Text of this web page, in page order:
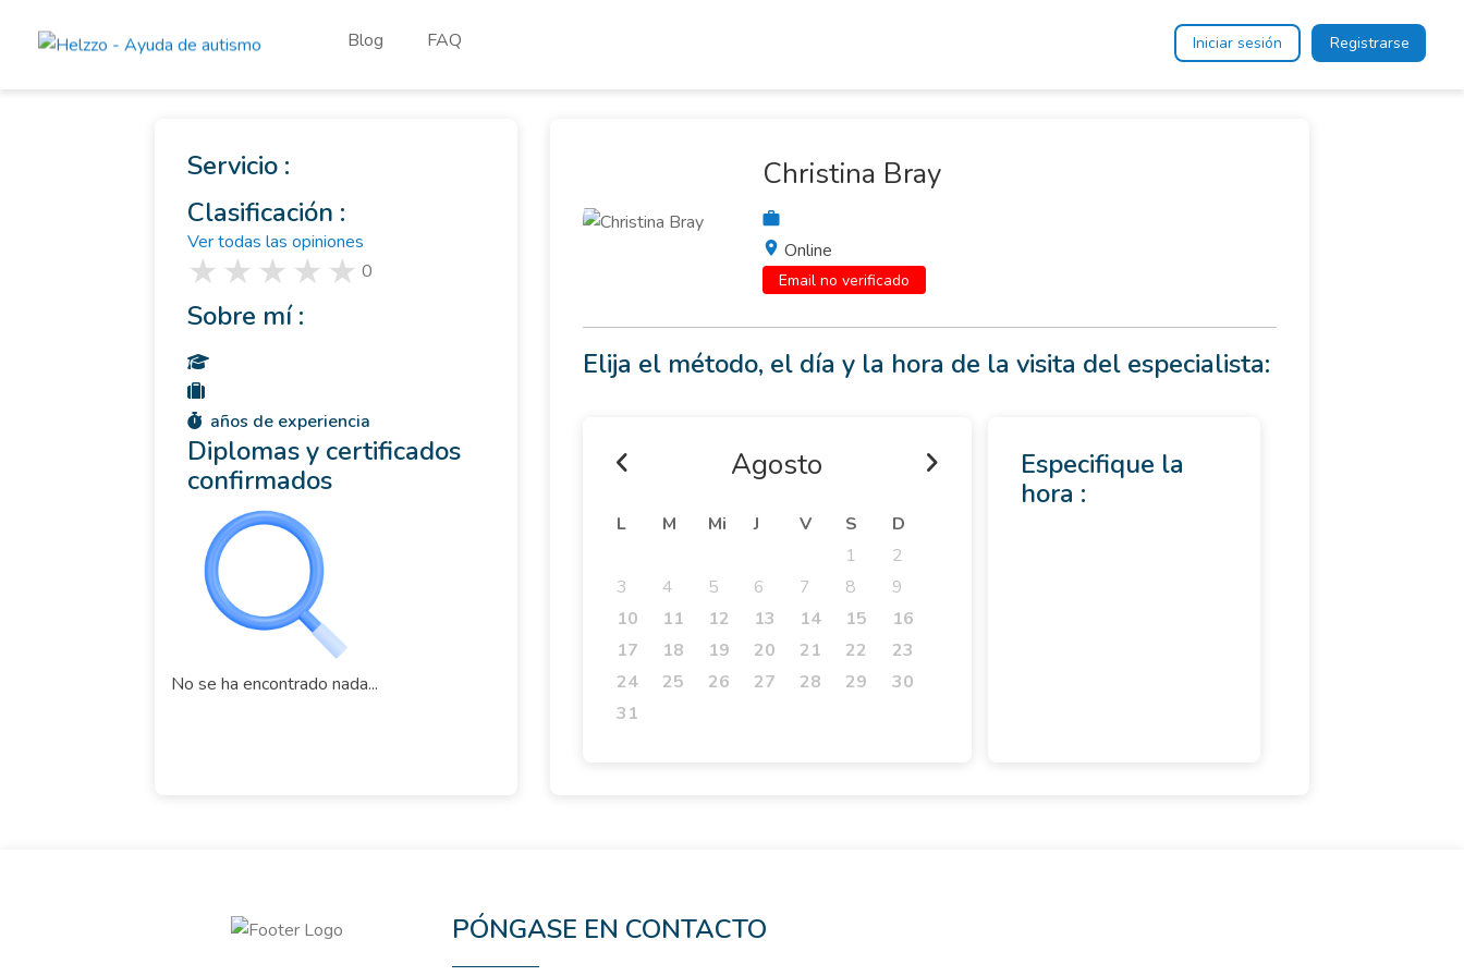
Blog FAQ Iniciar sesión Registrarse
Servicio :
Clasificación :
Ver todas las opiniones
0
Sobre mí :
años de experiencia
Diplomas y certificados
confirmados
No se ha encontrado nada...
Christina Bray
Online
Email no verificado
Elija el método, el día y la hora de la visita del especialista:
Agosto
L M Mi J V S
D
1
2
3
4 5 6 7 8
9
10
11 12 13 14 15
16
17
18 19 20 21 22
23
24
25 26 27 28 29
30
31
Especifique la
hora :
PÓNGASE EN CONTACTO